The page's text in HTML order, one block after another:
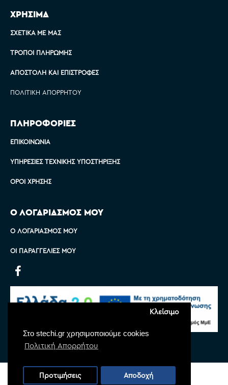
Στο stechi.gr χρησιμοποιούμε cookies
Πολιτική Απορρήτου
Κλείσιμο
Προτιμήσεις Αποδοχή
ΧΡΗΣΙΜΑ
ΣΧΕΤΙΚΆ ΜΕ ΜΑΣ
ΤΡΌΠΟΙ ΠΛΗΡΩΜΉΣ
ΑΠΟΣΤΟΛΉ ΚΑΙ ΕΠΙΣΤΡΟΦΈΣ
ΠΟΛΙΤΙΚΉ ΑΠΟΡΡΉΤΟΥ
ΠΛΗΡΟΦΟΡΙΕΣ
ΕΠΙΚΟΙΝΩΝΊΑ
ΥΠΗΡΕΣΊΕΣ ΤΕΧΝΙΚΉΣ ΥΠΟΣΤΉΡΙΞΗΣ
ΌΡΟΙ ΧΡΉΣΗΣ
Ο ΛΟΓΑΡΙΑΣΜΟΣ ΜΟΥ
Ο ΛΟΓΑΡΙΑΣΜΌΣ ΜΟΥ
ΟΙ ΠΑΡΑΓΓΕΛΊΕΣ ΜΟΥ
Copyright © 2022 Stechi, All Rights Reserved
Powered by
Monoware Web